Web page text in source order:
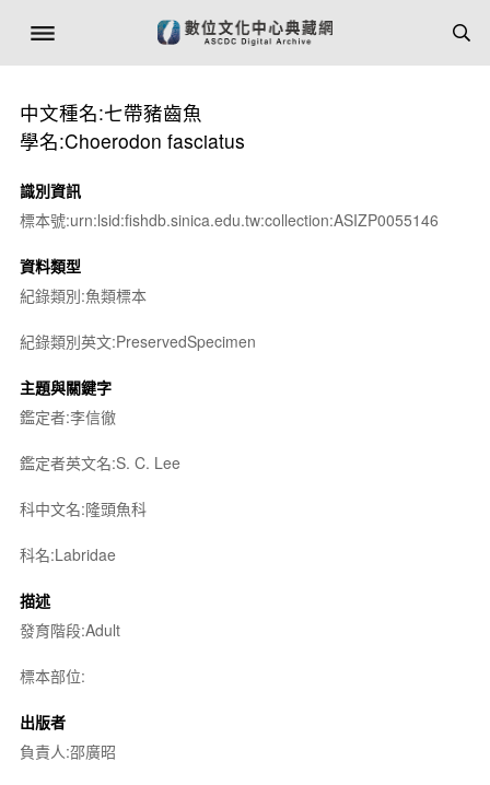
中文種名:七帶豬齒魚
學名:Choerodon fasciatus
識別資訊
標本號:urn:lsid:fishdb.sinica.edu.tw:collection:ASIZP0055146
資料類型
紀錄類別:魚類標本
紀錄類別英文:PreservedSpecimen
主題與關鍵字
鑑定者:李信徹
鑑定者英文名:S. C. Lee
科中文名:隆頭魚科
科名:Labridae
描述
發育階段:Adult
標本部位:
出版者
負責人:邵廣昭